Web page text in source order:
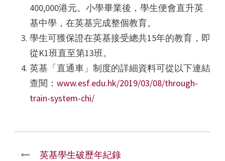
400,000港元。小學畢業後，學生便會直升英
基中學，在英基完成整個教育。
學生可獲保證在英基接受總共15年的教育，即
從K1班直至第13班。
英基「直通車」制度的詳細資料可從以下連結
查閱： www.esf.edu.hk/2019/03/08/through-
train-system-chi/
英基學生破歷年紀錄